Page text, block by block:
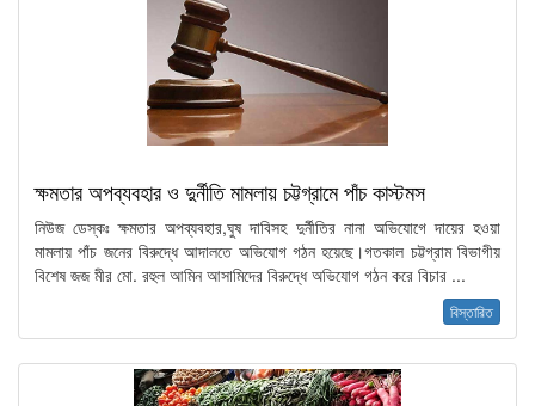
ক্ষমতার অপব্যবহার ও দুর্নীতি মামলায় চট্টগ্রামে পাঁচ কাস্টমস
নিউজ ডেস্কঃ ক্ষমতার অপব্যবহার,ঘুষ দাবিসহ দুর্নীতির নানা অভিযোগে দায়ের হওয়া
মামলায় পাঁচ জনের বিরুদ্ধে আদালতে অভিযোগ গঠন হয়েছে।গতকাল চট্টগ্রাম বিভাগীয়
বিশেষ জজ মীর মো. রহুল আমিন আসামিদের বিরুদ্ধে অভিযোগ গঠন করে বিচার ...
বিস্তারিত